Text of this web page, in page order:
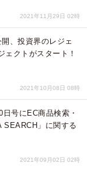
2021年11月29日 02時
、投資界のレジェ
ェクトがスタート！
2021年10月08日 08時
日号にEC商品検索・
SEARCH」に関する
2021年09月02日 02時